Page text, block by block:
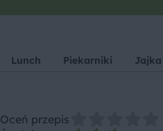
Lunch Piekarniki Jajka
Oceń przepis